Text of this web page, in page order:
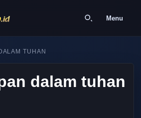
Menu
TUHAN
dalam tuhan